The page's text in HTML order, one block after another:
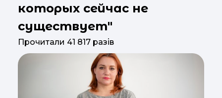
которых сейчас не
существует"
Прочитали 41 817 разів